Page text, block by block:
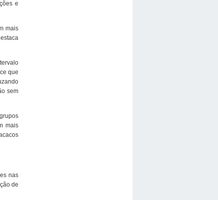
e
mais
que
sem
mais
nas
de